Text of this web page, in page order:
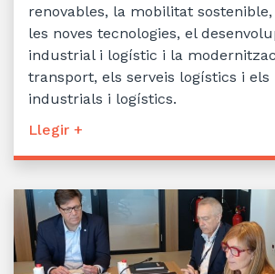
renovables, la mobilitat
les noves tecnologies, el
industrial i logístic i la
transport, els serveis logístics i els
industrials i logístics.
Llegir +